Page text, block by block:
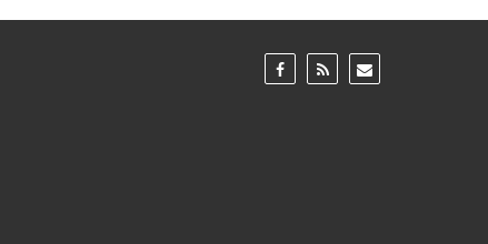
Gå
til:
Gå
til:
Gå
til: